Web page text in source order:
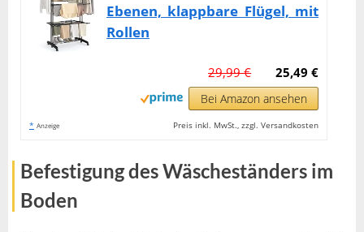
Ebenen, klappbare Flügel, mit
Rollen
25,49 €
29,99 €
Bei Amazon ansehen
* Anzeige Preis inkl. MwSt., zzgl. Versandkosten
Befestigung des Wäscheständers im
Boden